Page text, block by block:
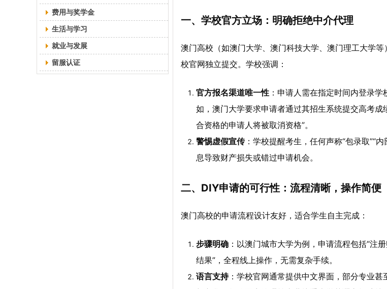
费用与奖学金
生活与学习
就业与发展
留服认证
一、学校官方立场：明确拒绝中介代理
澳门高校（如澳门大学、澳门科技大学、澳门理工大学等
校官网独立提交。学校强调：
官方报名渠道唯一性 ：申请人需在指定时间内登录
如，澳门大学要求申请者通过其招生系统提交高考
合资格的申请人将被取消资格”。
警惕虚假宣传：学校提醒考生，任何声称“包录取”“
息导致财产损失或错过申请机会。
二、DIY申请的可行性：流程清晰，操作简便
澳门高校的申请流程设计友好，适合学生自主完成：
步骤明确 ：以澳门城市大学为例，申请流程包括“
结果”，全程线上操作，无需复杂手续。
语言支持：学校官网通常提供中文界面，部分专业